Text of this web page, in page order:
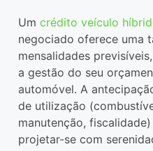
Um crédito veículo
negociado oferece uma
mensalidades
a gestão do seu
automóvel. A
de utilização
manutenção,
projetar-se com